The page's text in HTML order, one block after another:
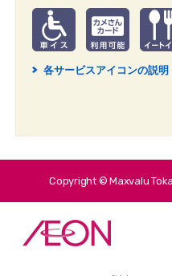
2 各サービスアイコンの説明
Copyright © Maxvalu